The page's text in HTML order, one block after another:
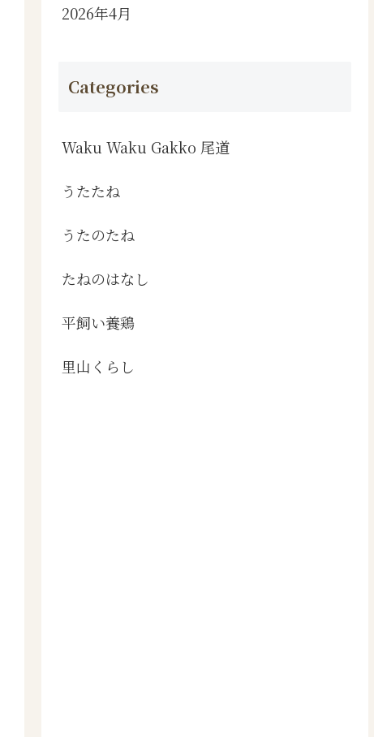
2026年4月
Categories
Waku Waku Gakko 尾道
うたたね
うたのたね
たねのはなし
平飼い養鶏
里山くらし